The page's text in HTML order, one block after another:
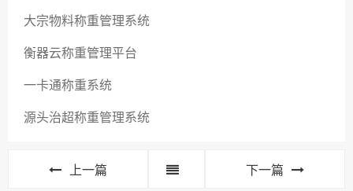
大宗物料称重管理系统
衡器云称重管理平台
一卡通称重系统
源头治超称重管理系统
上一篇 下一篇